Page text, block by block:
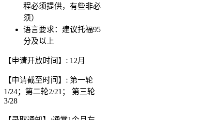
程必须提供，有些非必
须）
语言要求：建议托福95
分及以上
【申请开放时间】: 12月
【申请截至时间】: 第一轮
1/24；第二轮2/21； 第三轮
3/28